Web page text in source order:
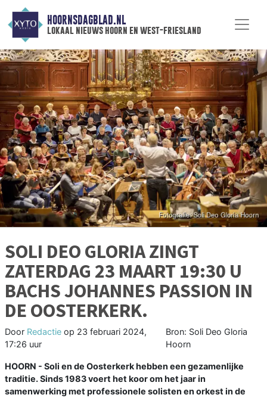
HOORNSDAGBLAD.NL
lokaal nieuws hoorn en west-friesland
SOLI DEO GLORIA ZINGT
ZATERDAG 23 MAART 19:30 U
BACHS JOHANNES PASSION IN
DE OOSTERKERK.
Door Redactie op 23 februari 2024,
17:26 uur
Bron: Soli Deo Gloria
Hoorn
HOORN - Soli en de Oosterkerk hebben een gezamenlijke
traditie. Sinds 1983 voert het koor om het jaar in
samenwerking met professionele solisten en orkest in de